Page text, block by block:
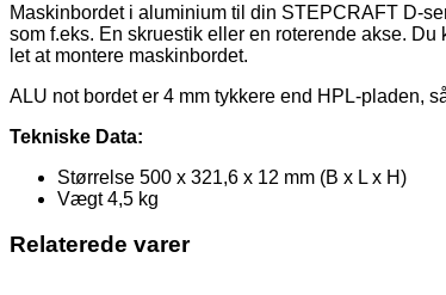
Maskinbordet i aluminium til din STEPCRAFT D-
som f.eks. En skruestik eller en roterende akse.
let at montere maskinbordet.
ALU not bordet er 4 mm tykkere end HPL-pladen,
Tekniske Data:
Størrelse 500 x 321,6 x 12 mm (B x L x H)
Vægt 4,5 kg
Relaterede varer